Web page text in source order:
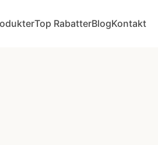
Top RabatterBlogKontakt